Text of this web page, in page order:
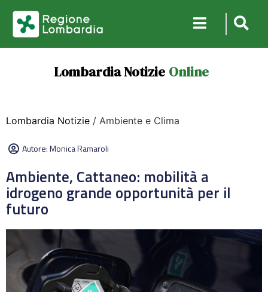
Lombardia Notizie Online
Lombardia Notizie / Ambiente e Clima
Autore:Monica Ramaroli
Ambiente, Cattaneo: mobilità a
idrogeno grande opportunità per il
futuro